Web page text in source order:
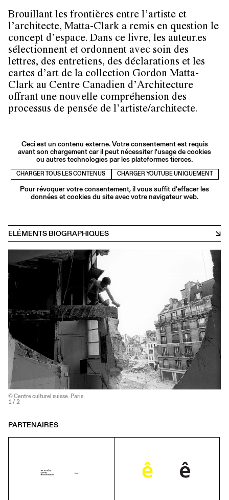
Brouillant les frontières entre l’artiste et
l’architecte, Matta-Clark a remis en question le
concept d’espace. Dans ce livre, les auteur.es
sélectionnent et ordonnent avec soin des
lettres, des entretiens, des déclarations et les
cartes d’art de la collection Gordon Matta-
Clark au Centre Canadien d’Architecture
offrant une nouvelle compréhension des
processus de pensée de l’artiste/architecte.
Ceci est un contenu externe. Votre consentement est requis
avant son chargement car il peut nécessiter l'usage de cookies
ou autres technologies par les plateformes tierces.
CHARGER TOUS LES CONTENUS CHARGER YOUTUBE UNIQUEMENT
Pour révoquer votre consentement, il vous suffit d'effacer les
données et cookies du site avec votre navigateur web.
ELÉMENTS BIOGRAPHIQUES
© Centre culturel suisse. Paris
1 / 2
PARTENAIRES